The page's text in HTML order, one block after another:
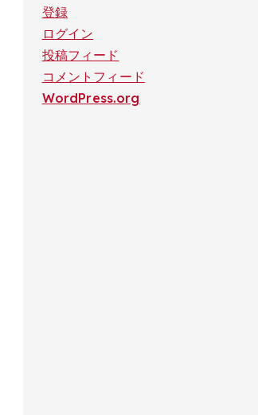
登録
ログイン
投稿フィード
コメントフィード
WordPress.org